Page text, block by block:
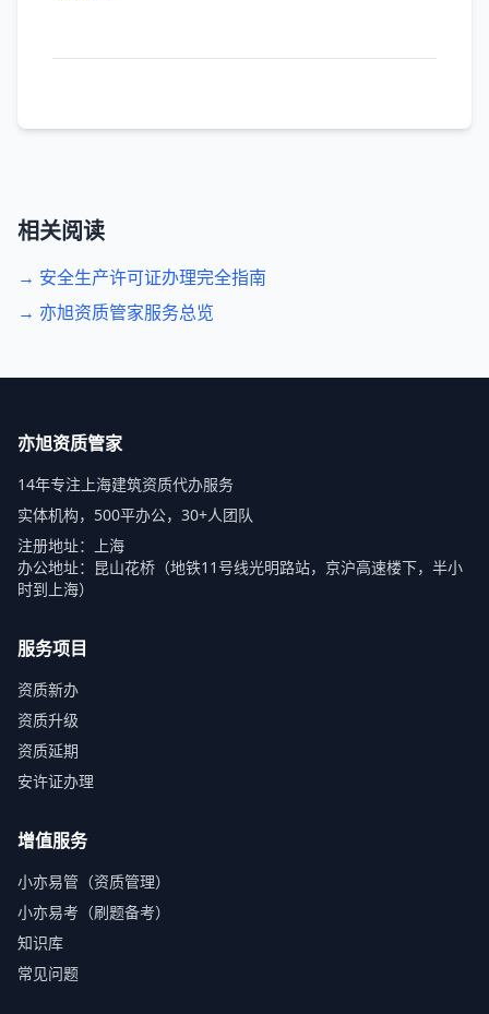
相关阅读
→ 安全生产许可证办理完全指南
→ 亦旭资质管家服务总览
亦旭资质管家
14年专注上海建筑资质代办服务
实体机构，500平办公，30+人团队
注册地址：上海
办公地址：昆山花桥（地铁11号线光明路站，京沪高速楼下，半小
时到上海）
服务项目
资质新办
资质升级
资质延期
安许证办理
增值服务
小亦易管（资质管理）
小亦易考（刷题备考）
知识库
常见问题